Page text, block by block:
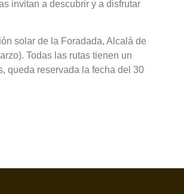
invitan a descubrir y a disfrutar
solar de la Foradada, Alcalá de
Todas las rutas tienen un
queda reservada la fecha del 30